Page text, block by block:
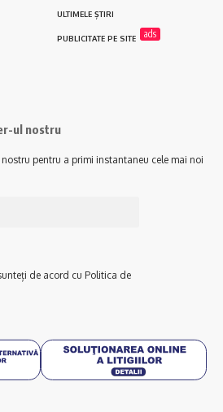
ULTIMELE ȘTIRI
PUBLICITATE PE SITE ads
ul nostru
pentru a primi instantaneu cele mai noi
de acord cu Politica de